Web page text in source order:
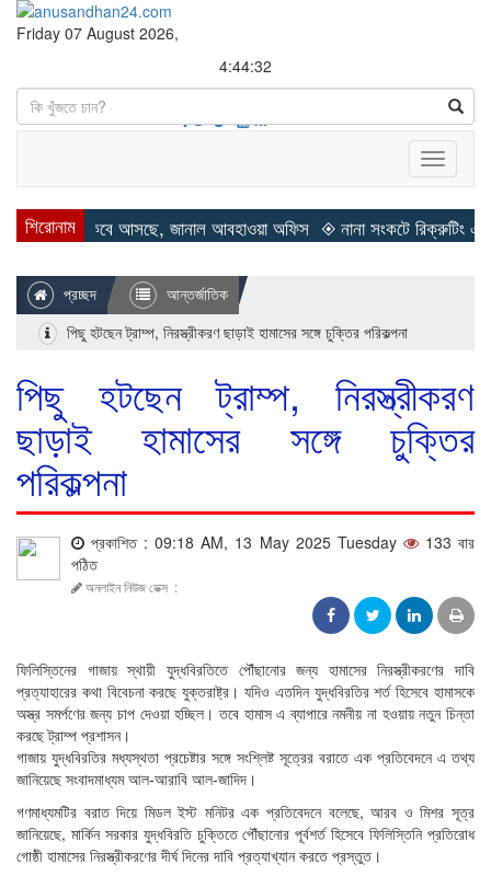
Friday 07 August 2026,
4:44:33
Search
Toggle
শিরোনাম
কবে আসছে, জানাল আবহাওয়া অফিস ◈ নানা সংকটে রিক্রুটিং এজেন্সি,
প্রচ্ছদ
আন্তর্জাতিক
পিছু হটছেন ট্রাম্প, নিরস্ত্রীকরণ ছাড়াই হামাসের সঙ্গে চুক্তির পরিকল্পনা
পিছু হটছেন ট্রাম্প, নিরস্ত্রীকরণ
ছাড়াই হামাসের সঙ্গে চুক্তির
পরিকল্পনা
প্রকাশিত : 09:18 AM, 13 May 2025 Tuesday
133 বার
পঠিত
অনলাইন নিউজ ডেক্স :
ফিলিস্তিনের গাজায় স্থায়ী যুদ্ধবিরতিতে পৌঁছানোর জন্য হামাসের নিরস্ত্রীকরণের দাবি
প্রত্যাহারের কথা বিবেচনা করছে যুক্তরাষ্ট্র। যদিও এতদিন যুদ্ধবিরতির শর্ত হিসেবে হামাসকে
অস্ত্র সমর্পণের জন্য চাপ দেওয়া হচ্ছিল। তবে হামাস এ ব্যাপারে নমনীয় না হওয়ায় নতুন চিন্তা
করছে ট্রাম্প প্রশাসন।
গাজায় যুদ্ধবিরতির মধ্যস্থতা প্রচেষ্টার সঙ্গে সংশ্লিষ্ট সূত্রের বরাতে এক প্রতিবেদনে এ তথ্য
জানিয়েছে সংবাদমাধ্যম আল-আরাবি আল-জাদিদ।
গণমাধ্যমটির বরাত দিয়ে মিডল ইস্ট মনিটর এক প্রতিবেদনে বলেছে, আরব ও মিশর সূত্র
জানিয়েছে, মার্কিন সরকার যুদ্ধবিরতি চুক্তিতে পৌঁছানোর পূর্বশর্ত হিসেবে ফিলিস্তিনি প্রতিরোধ
গোষ্ঠী হামাসের নিরস্ত্রীকরণের দীর্ঘ দিনের দাবি প্রত্যাখ্যান করতে প্রস্তুত।